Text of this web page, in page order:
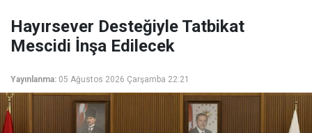
Hayırsever Desteğiyle Tatbikat
Mescidi İnşa Edilecek
Yayınlanma: 05 Ağustos 2026 Çarşamba 22:21